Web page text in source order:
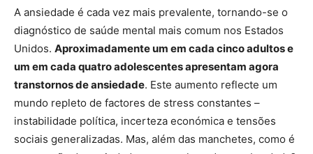
práticas
A ansiedade é cada vez mais prevalente, tornando-se o
diagnóstico de saúde mental mais comum nos Estados
Unidos. Aproximadamente um em cada cinco adultos e
um em cada quatro adolescentes apresentam agora
transtornos de ansiedade. Este aumento reflecte um
mundo repleto de factores de stress constantes –
instabilidade política, incerteza económica e tensões
sociais generalizadas. Mas, além das manchetes, como é